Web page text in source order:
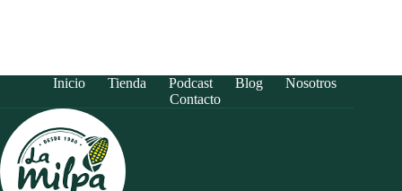
Inicio Tienda Podcast Blog
Nosotros
Contacto